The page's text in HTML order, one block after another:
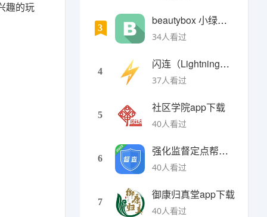
趣的玩
3
beautybox 小绿盒正版最新免费下载
34人看过
4
闪连（LightningX）加速器app
37人看过
5
社区学院app下载
40人看过
6
强化监督定点帮扶下载
40人看过
7
御康归真堂app下载
40人看过